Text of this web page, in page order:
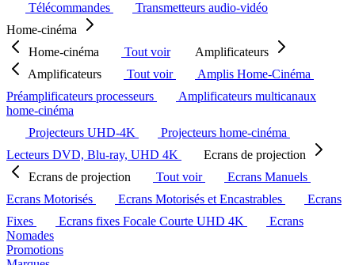
Télécommandes
Transmetteurs audio-vidéo
Home-cinéma
Home-cinéma
Tout voir
Amplificateurs
Amplificateurs
Tout voir
Amplis Home-Cinéma
Préamplificateurs processeurs
Amplificateurs multicanaux
home-cinéma
Projecteurs UHD-4K
Projecteurs home-cinéma
Lecteurs DVD, Blu-ray, UHD 4K
Ecrans de projection
Ecrans de projection
Tout voir
Ecrans Manuels
Ecrans Motorisés
Ecrans Motorisés et Encastrables
Ecrans
Fixes
Ecrans fixes Focale Courte UHD 4K
Ecrans
Nomades
Promotions